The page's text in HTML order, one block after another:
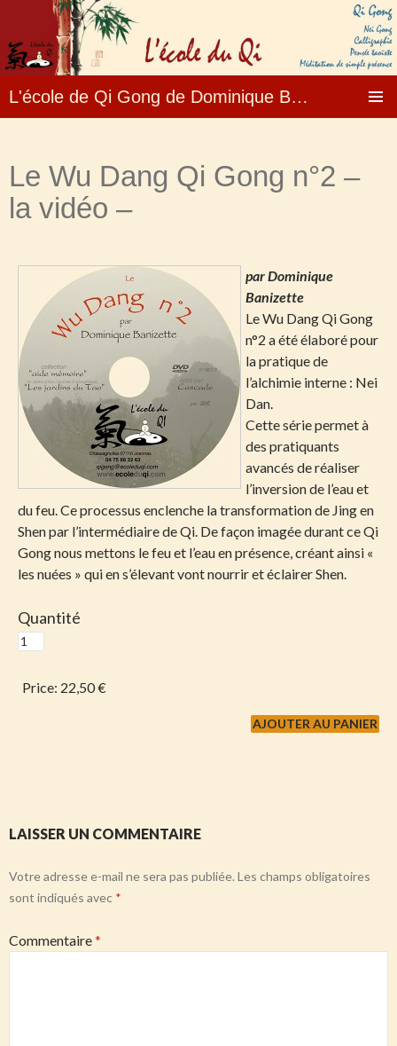
L'école de Qi Gong de Dominique Banizette – Formation, enseignement, stages ….
Le Wu Dang Qi Gong n°2 –
la vidéo –
par Dominique
Banizette
Le Wu Dang Qi Gong
n°2 a été élaboré pour
la pratique de
l’alchimie interne : Nei
Dan.
Cette série permet à
des pratiquants
avancés de réaliser
l’inversion de l’eau et
du feu. Ce processus enclenche la transformation de Jing en
Shen par l’intermédiaire de Qi. De façon imagée durant ce Qi
Gong nous mettons le feu et l’eau en présence, créant ainsi «
les nuées » qui en s’élevant vont nourrir et éclairer Shen.
Quantité
Price: 22,50 €
LAISSER UN COMMENTAIRE
Votre adresse e-mail ne sera pas publiée. Les champs obligatoires
sont indiqués avec *
Commentaire*